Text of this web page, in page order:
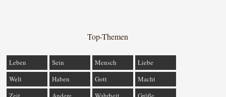
Top-Themen
Leben Sein Mensch
Liebe
Welt
Haben Gott
Macht